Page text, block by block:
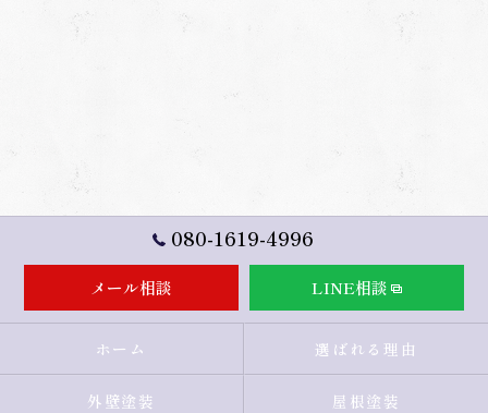
080-1619-4996
メール相談 LINE相談
ホーム 選ばれる理由
外壁塗装 屋根塗装